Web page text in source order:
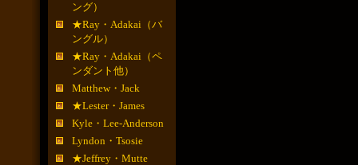
ング）
★Ray・Adakai（バ
ングル）
★Ray・Adakai（ペ
ンダント他）
Matthew・Jack
★Lester・James
Kyle・Lee-Anderson
Lyndon・Tsosie
★Jeffrey・Mutte